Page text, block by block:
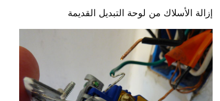
إزالة الأسلاك من لوحة التبديل القديمة